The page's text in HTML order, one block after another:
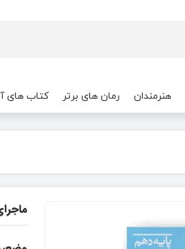
هنرمندان رمان های برتر کتاب های